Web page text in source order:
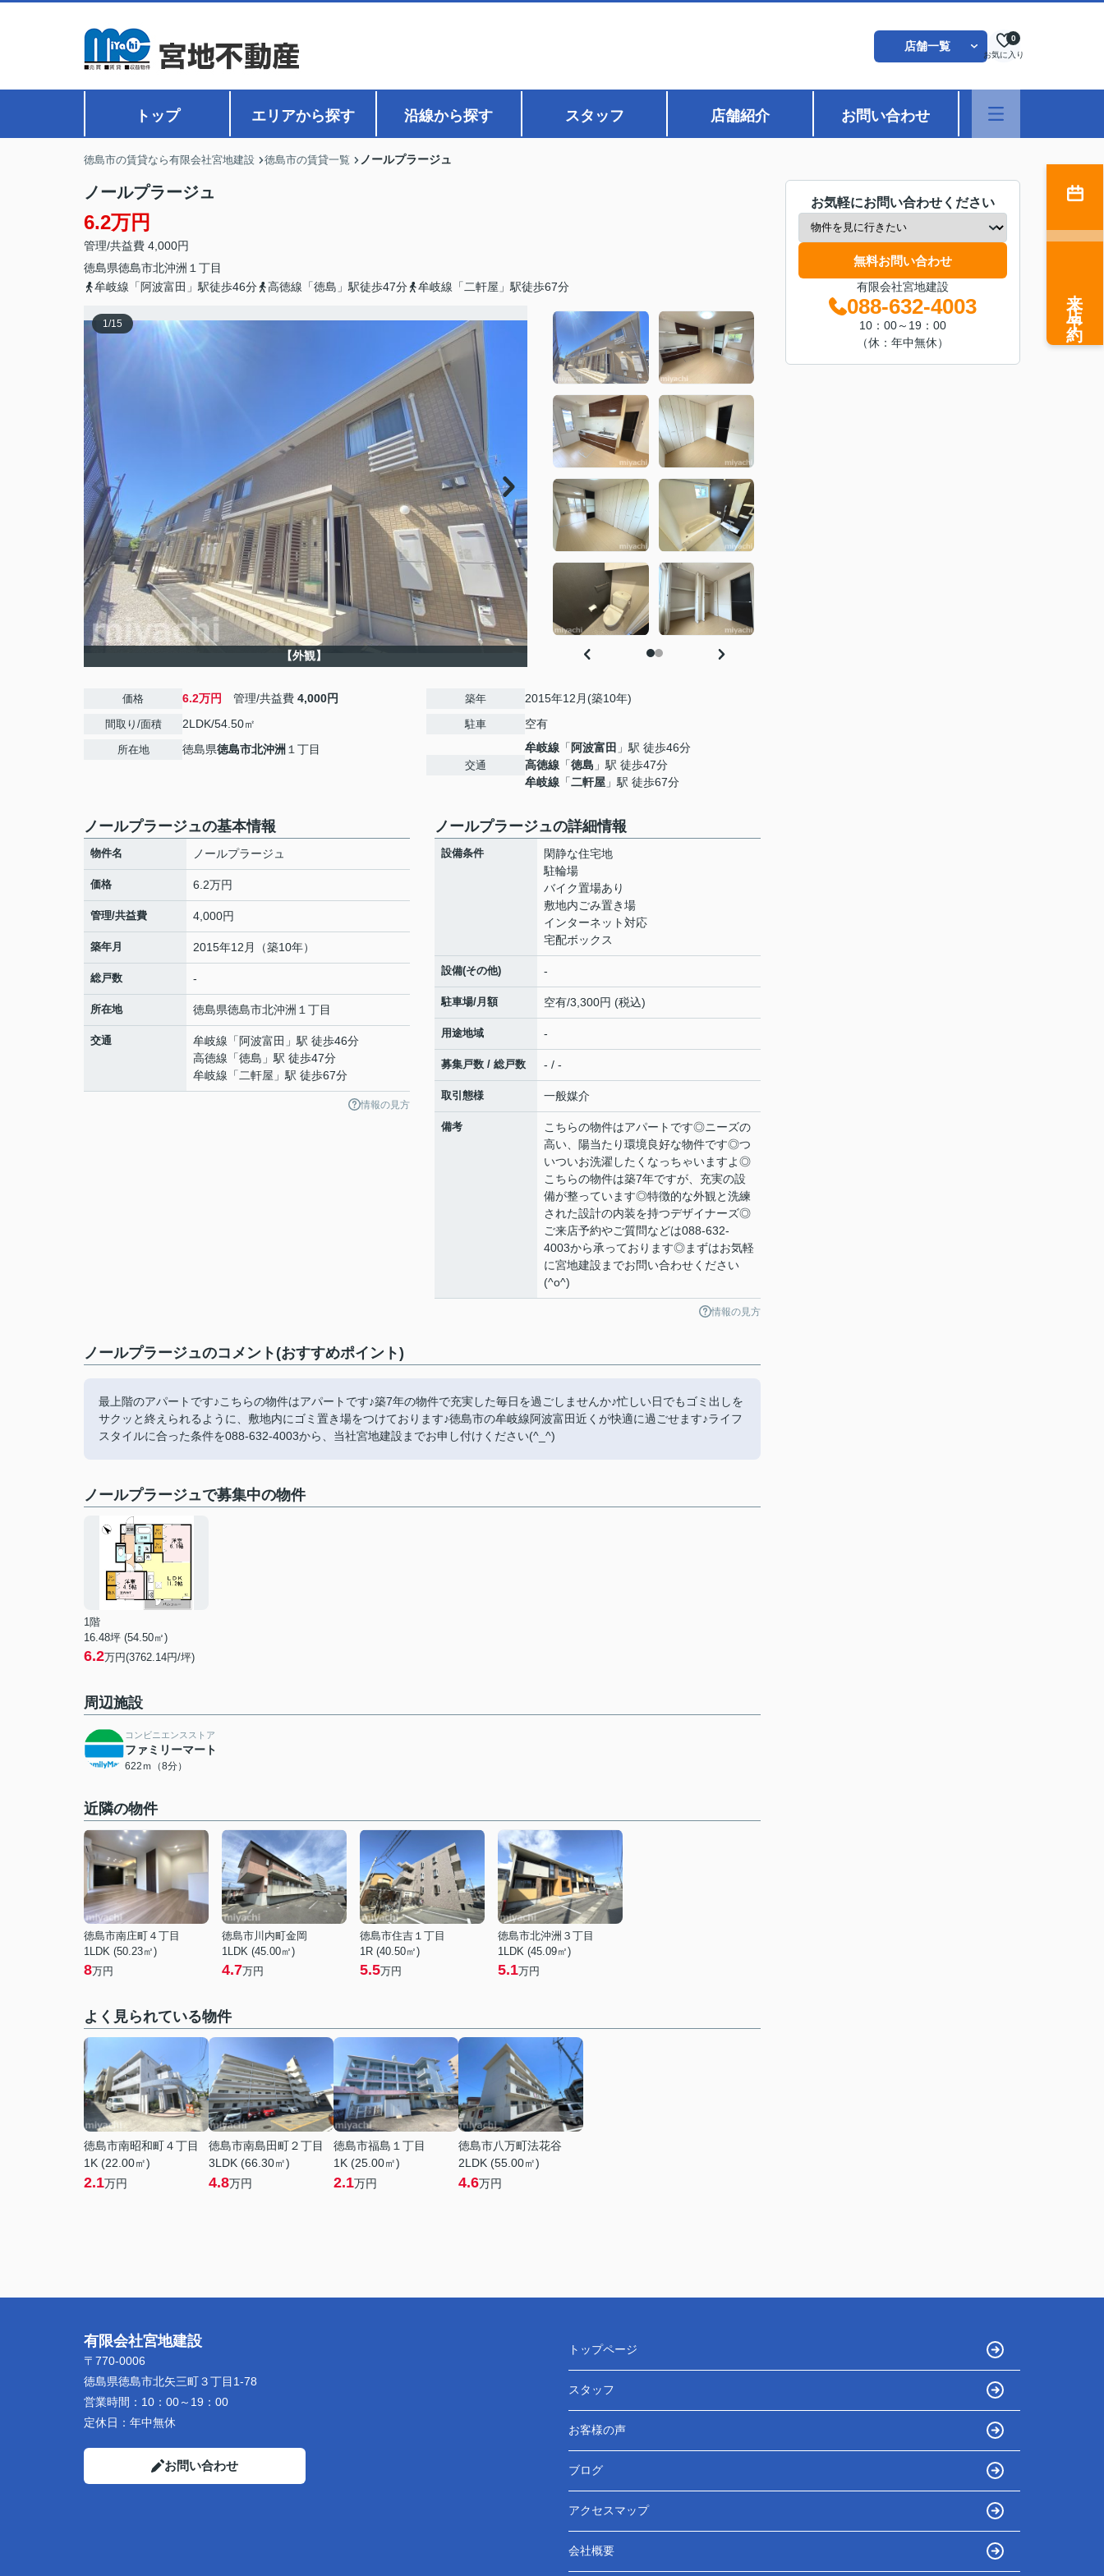
店舗一覧
お気に入り
0
トップ エリアから探す 沿線から探す スタッフ 店舗紹介 お問い合わせ
徳島市の賃貸なら有限会社宮地建設 徳島市の賃貸一覧 ノールプラージュ
ノールプラージュ
6.2万円
管理/共益費 4,000円
徳島県徳島市北沖洲 １丁目
牟岐線「阿波富田」駅徒歩46分
高徳線「徳島」駅徒歩47分 牟岐線「二軒屋」駅徒歩67分
1/15
【外観】
価格 6.2万円 管理/共益費 4,000円
間取り/面積 2LDK/54.50㎡
所在地 徳島県徳島市北沖洲 １丁目
築年 2015年12月(築10年)
駐車 空有
交通
牟岐線 「 阿波富田 」駅 徒歩46分
高徳線 「徳島 」駅 徒歩47分
牟岐線 「二軒屋 」駅 徒歩67分
ノールプラージュの基本情報
物件名 ノールプラージュ
価格 6.2万円
管理/共益費 4,000円
築年月 2015年12月（築10年）
総戸数 -
所在地 徳島県徳島市北沖洲 １丁目
交通 牟岐線 「 阿波富田 」駅 徒歩46分
高徳線 「徳島 」駅 徒歩47分
牟岐線 「 二軒屋 」駅 徒歩67分
情報の見方
ノールプラージュの詳細情報
設備条件
閑静な住宅地
駐輪場
バイク置場あり
敷地内ごみ置き場
インターネット対応
宅配ボックス
設備(その他) -
駐車場/月額 空有/3,300円 (税込)
用途地域 -
募集戸数 / 総戸数 - / -
取引態様 一般媒介
備考
こちらの物件はアパートです◎ニーズの
高い、陽当たり環境良好な物件です◎つ
いついお洗濯したくなっちゃいますよ◎
こちらの物件は築7年ですが、充実の設
備が整っています◎特徴的な外観と洗練
された設計の内装を持つデザイナーズ◎
ご来店予約やご質問などは088-632-
4003から承っております◎まずはお気軽
に宮地建設までお問い合わせください
(^o^)
情報の見方
ノールプラージュのコメント(おすすめポイント)
最上階のアパートです♪こちらの物件はアパートです♪築7年の物件で充実した毎日を過ごしませんか♪忙しい日でもゴミ出しを
サクッと終えられるように、敷地内にゴミ置き場をつけております♪徳島市の牟岐線阿波富田近くが快適に過ごせます♪ライフ
スタイルに合った条件を088-632-4003から、当社宮地建設までお申し付けください(^_^)
ノールプラージュで募集中の物件
1階
16.48坪 (54.50㎡)
6.2万円(3762.14円/坪)
周辺施設
コンビニエンスストア
ファミリーマート
622ｍ（8分）
近隣の物件
徳島市南庄町４丁目
1LDK (50.23㎡)
8万円
徳島市川内町金岡
1LDK (45.00㎡)
4.7万円
徳島市住吉１丁目
1R (40.50㎡)
5.5万円
徳島市北沖洲３丁目
1LDK (45.09㎡)
5.1万円
よく見られている物件
徳島市南昭和町４丁目
1K (22.00㎡)
2.1万円
徳島市南島田町２丁目
3LDK (66.30㎡)
4.8万円
徳島市福島１丁目
1K (25.00㎡)
2.1万円
徳島市八万町法花谷
2LDK (55.00㎡)
4.6万円
お気軽にお問い合わせください
無料お問い合わせ
有限会社宮地建設
088-632-4003
10：00～19：00
（休：年中無休）
来店予約
有限会社宮地建設
〒770-0006
徳島県徳島市北矢三町３丁目1-78
営業時間： 10：00～19：00
定休日： 年中無休
お問い合わせ
トップページ
スタッフ
お客様の声
ブログ
アクセスマップ
会社概要